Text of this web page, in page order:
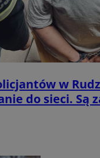
w
do sieci. Są